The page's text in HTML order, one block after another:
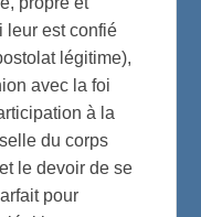
leur est confié
légitime),
avec la foi
à la
du corps
le devoir de se
pour